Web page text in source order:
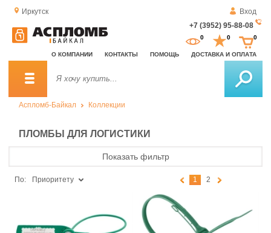
Иркутск
Вход
+7 (3952) 95-88-08
О КОМПАНИИ КОНТАКТЫ ПОМОЩЬ ДОСТАВКА И ОПЛАТА
0 0 0
Аспломб-Байкал Коллекции
ПЛОМБЫ ДЛЯ ЛОГИСТИКИ
Показать фильтр
По: Приоритету 1 2